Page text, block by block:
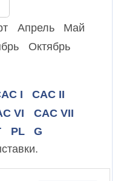
Апрель
Май
Октябрь
I
CAC II
VI
CAC VII
PL
G